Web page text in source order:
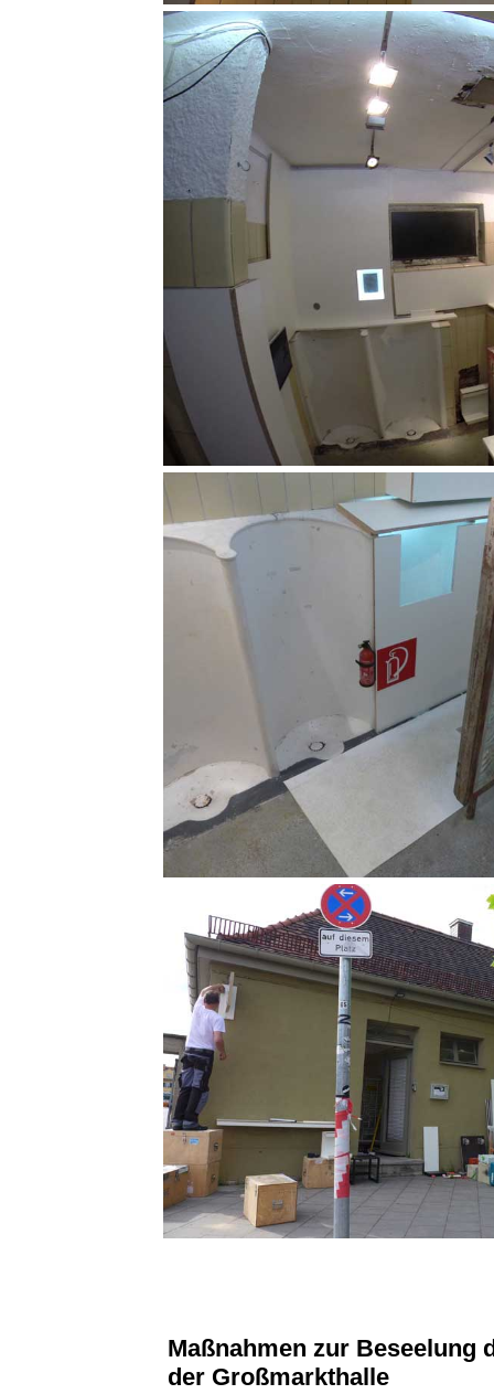
Maßnahmen zur Beseelung
der Großmarkthalle